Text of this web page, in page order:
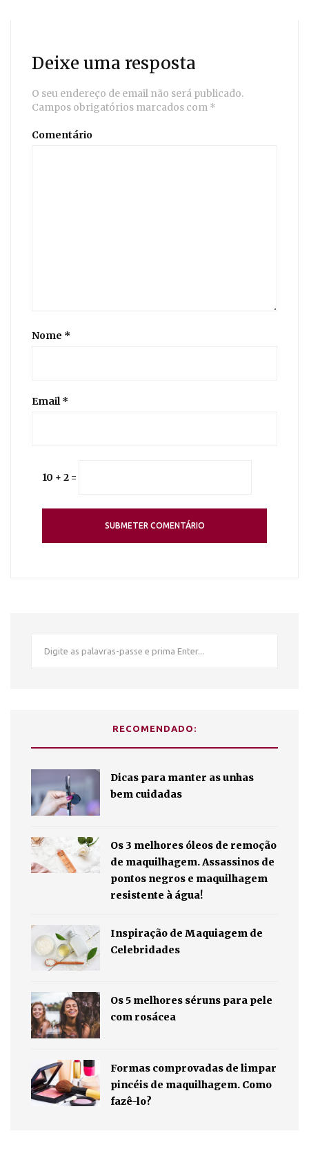
Deixe uma resposta
O seu endereço de email não será publicado.
Campos obrigatórios marcados com *
Comentário
Nome *
Email*
10 + 2 =
RECOMENDADO:
Dicas para manter as unhas
bem cuidadas
Os 3 melhores óleos de remoção
de maquilhagem. Assassinos de
pontos negros e maquilhagem
resistente à água!
Inspiração de Maquiagem de
Celebridades
Os 5 melhores séruns para pele
com rosácea
Formas comprovadas de limpar
pincéis de maquilhagem. Como
fazê-lo?